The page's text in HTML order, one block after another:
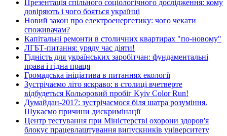
Презентація спільного соціологічного дослідження: кому
довіряють і чого бояться українці
Новий закон про електроенергетику: чого чекати
споживачам?
Капітальні ремонти в столичних квартирах "по-новому"
ЛГБТ-питання: уряду час діяти!
Гідність для українських заробітчан: фундаментальні
права і гідна праця
Громадська ініціатива в питаннях екології
Зустрічаємо літо яскраво: в столиці вчетверте
відбудеться Кольоровий пробіг Kyiv Color Run!
Думайдан-2017: зустрічаємося біля шатра розуміння.
Шукаємо причини дискримінації
Центр тестування при Міністерстві охорони здоров'я
блокує працевлаштування випускників університету